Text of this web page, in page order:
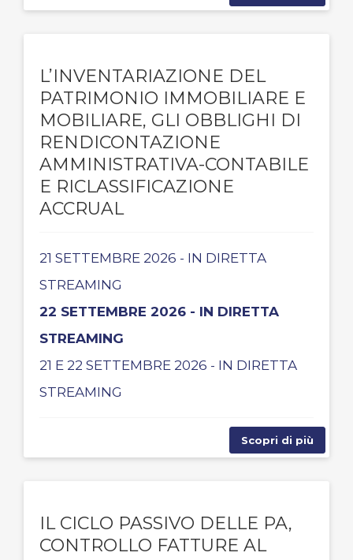
L’INVENTARIAZIONE DEL
PATRIMONIO IMMOBILIARE E
MOBILIARE, GLI OBBLIGHI DI
RENDICONTAZIONE
AMMINISTRATIVA-CONTABILE
E RICLASSIFICAZIONE
ACCRUAL
21 SETTEMBRE 2026 - IN DIRETTA
STREAMING
22 SETTEMBRE 2026 - IN DIRETTA
STREAMING
21 E 22 SETTEMBRE 2026 - IN DIRETTA
STREAMING
Scopri di più
IL CICLO PASSIVO DELLE PA,
CONTROLLO FATTURE AL